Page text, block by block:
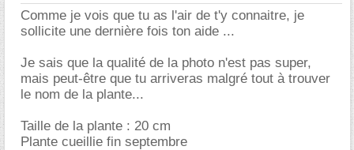
Comme je vois que tu as l'air de t'y connaitre, je
sollicite une dernière fois ton aide ...
Je sais que la qualité de la photo n'est pas super,
mais peut-être que tu arriveras malgré tout à trouver
le nom de la plante...
Taille de la plante : 20 cm
Plante cueillie fin septembre